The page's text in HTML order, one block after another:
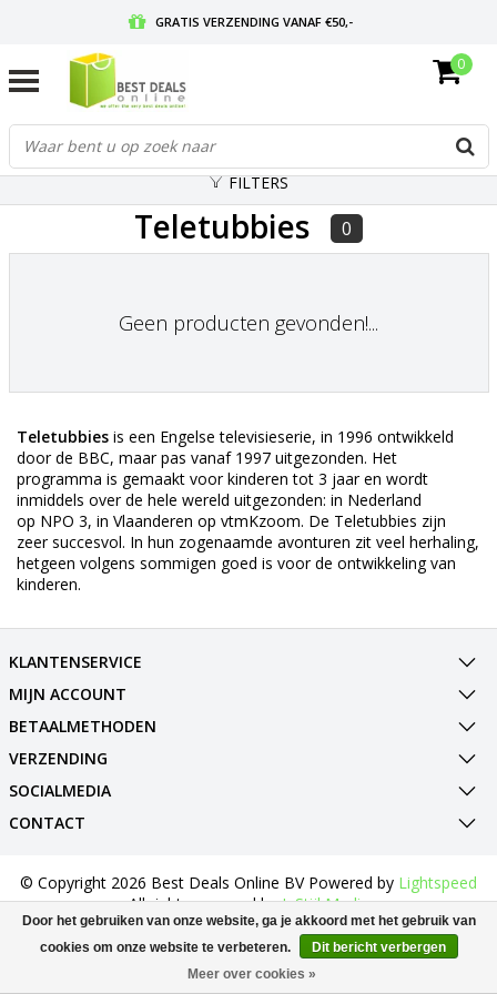
GRATIS VERZENDING VANAF €50,-
GRATIS RETOURNEREN EN 30 DAGEN BEDENKTIJD
0
FILTERS
Teletubbies 0
Geen producten gevonden!...
Teletubbies is een Engelse televisieserie, in 1996 ontwikkeld
door de BBC, maar pas vanaf 1997 uitgezonden. Het
programma is gemaakt voor kinderen tot 3 jaar en wordt
inmiddels over de hele wereld uitgezonden: in Nederland
op NPO 3, in Vlaanderen op vtmKzoom. De Teletubbies zijn
zeer succesvol. In hun zogenaamde avonturen zit veel herhaling,
hetgeen volgens sommigen goed is voor de ontwikkeling van
kinderen.
KLANTENSERVICE
MIJN ACCOUNT
BETAALMETHODEN
VERZENDING
SOCIALMEDIA
CONTACT
© Copyright 2026 Best Deals Online BV Powered by Lightspeed
All rights reserved byInStijl Media
Door het gebruiken van onze website, ga je akkoord met het gebruik van
cookies om onze website te verbeteren.
Dit bericht verbergen
Meer over cookies »